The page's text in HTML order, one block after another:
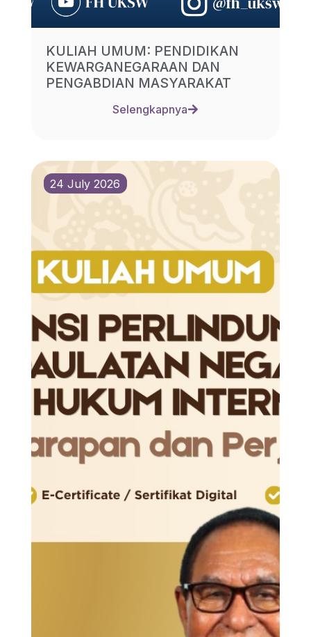
Selengkapnya
KULIAH UMUM: PENDIDIKAN
KEWARGANEGARAAN DAN
PENGABDIAN MASYARAKAT
24 July 2026